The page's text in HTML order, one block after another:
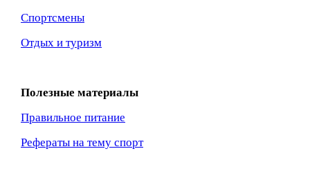
Спортсмены
Отдых и туризм
Полезные материалы
Правильное питание
Рефераты на тему спорт